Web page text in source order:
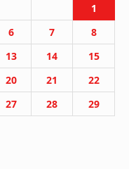
1
6 7
8
13 14
15
20 21
22
27 28
29